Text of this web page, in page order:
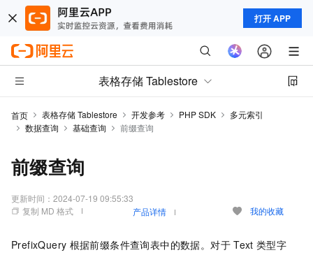
打开 APP
表格存储 Tablestore
首页 表格存储 Tablestore 开发参考 PHP SDK
多元索引
数据查询
基础查询 前缀查询
前缀查询
更新时间： 2024-07-19 09:55:33
复制 MD 格式
产品详情 我的收藏
PrefixQuery 根据前缀条件查询表中的数据。对于 Text 类型字